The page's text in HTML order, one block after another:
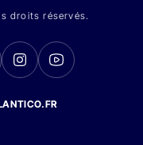
droits réservés.